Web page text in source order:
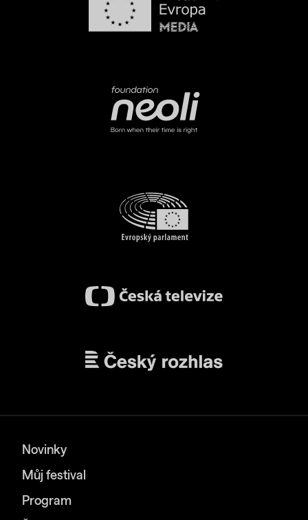
Novinky
Můj festival
Program